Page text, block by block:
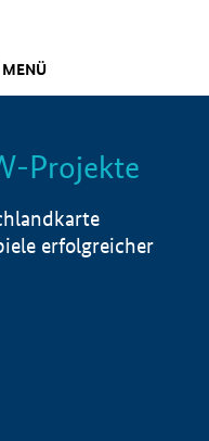
MENÜ
Info
Projekte
erfolgreicher